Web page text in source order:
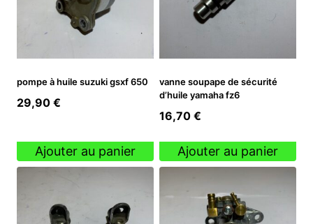
pompe à huile suzuki gsxf 650
29,90 €
Ajouter au panier
vanne soupape de sécurité
d’huile yamaha fz6
16,70 €
Ajouter au panier